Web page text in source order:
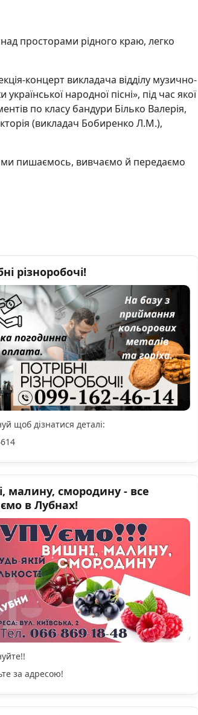
просторами рідного краю, легко
концерт викладача відділу музично-
народної пісні», під час якої
по класу бандури Білько Валерія,
(викладач Бобиренко Л.М.),
ми пишаємось, вивчаємо й передаємо
різноробочі!
щоб дізнатися деталі:
малину, смородину - все
в Лубнах!
за адресою!